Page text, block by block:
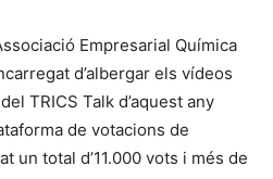
Empresarial Química
d’albergar els vídeos
TRICS Talk d’aquest any
de votacions de
un total d’11.000 vots i més de